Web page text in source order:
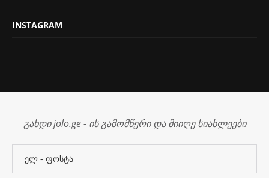
INSTAGRAM
გახდი jolo.ge - ის გამომწერი და მიიღე სიახლეები